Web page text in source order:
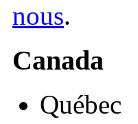
nous.
Canada
Québec